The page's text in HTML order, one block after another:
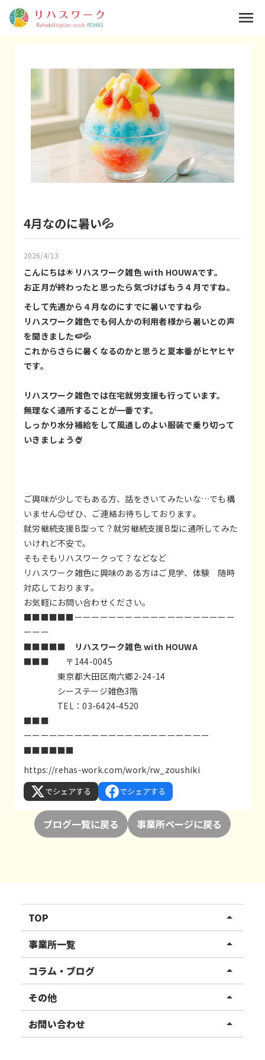
4月なのに暑い💦
2026/4/13
こんにちは🌟 リハスワーク雑色 with HOUWAです。
お正月が終わったと思ったら気づけばもう４月ですね。
そして先週から４月なのにすでに暑いですね💦
リハスワーク雑色でも何人かの利用者様から暑いとの声
を聞きました🍉💦
これからさらに暑くなるのかと思うと夏本番がヒヤヒヤ
です。
リハスワーク雑色では在宅就労支援も行っています。
無理なく通所することが一番です。
しっかり水分補給をして風通しのよい服装で乗り切って
いきましょう🍨
ご興味が少しでもある方、話をきいてみたいな…でも構
いません😊ぜひ、ご連絡お待ちしております。
就労継続支援B型って？就労継続支援B型に通所してみた
いけれど不安で。
そもそもリハスワークって？などなど
リハスワーク雑色に興味のある方はご見学、体験 随時
対応しております。
お気軽にお問い合わせください。
■■■■■■ーーーーーーーーーーーーーーーーーーー
ーーー
■■■■■
リハスワーク雑色 with HOUWA
■■■ 〒144-0045
東京都大田区南六郷2-24-14
シーステージ雑色3階
TEL：03-6424-4520
■■■
ーーーーーーーーーーーーーーーーーーーーーー
■■■■■■
https://rehas-work.com/work/rw_zoushiki
でシェアする でシェアする
ブログ一覧に戻る 事業所ページに戻る
menu
TOP arrow_drop_up
リハスワーク
リハスファーム
事業所一覧 arrow_drop_up
関東エリア
東北エリア
甲信越エリア
コラム・ブログ arrow_drop_up
事業所ブログ
ご利用者様の声
その他 arrow_drop_up
お知らせ
お問い合わせ arrow_drop_up